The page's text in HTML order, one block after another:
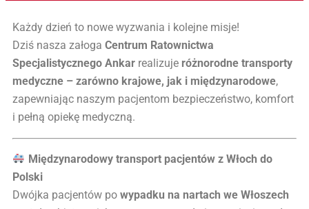
Każdy dzień to nowe wyzwania i kolejne misje!
Dziś nasza załoga Centrum Ratownictwa
Specjalistycznego Ankar realizuje różnorodne transporty
medyczne – zarówno krajowe, jak i międzynarodowe,
zapewniając naszym pacjentom bezpieczeństwo, komfort
i pełną opiekę medyczną.
Międzynarodowy transport pacjentów z Włoch do
Polski
Dwójka pacjentów po wypadku na nartach we Włoszech